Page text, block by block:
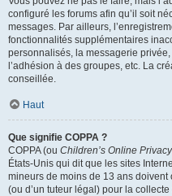
configuré les forums afin qu’il soit
messages. Par ailleurs,
fonctionnalités supplémentaires
personnalisés, la messagerie
l’adhésion à des groupes, etc. La
conseillée.
Haut
Que signifie COPPA ?
COPPA (ou Children’s Online
États-Unis qui dit que les sites
mineurs de moins de 13 ans
(ou d’un tuteur légal) pour la